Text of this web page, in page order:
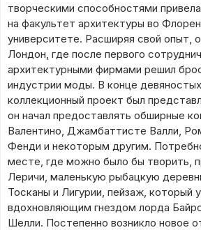
творческими способностями
на факультет архитектуры во
университете. Расширяя свой опыт,
Лондон, где после первого
архитектурными фирмами решил
индустрии моды. В конце
коллекционный проект был
он начал предоставлять обширные
Валентино, Джамбаттисте Валли,
Фенди и некоторым другим.
месте, где можно было бы творить,
Леричи, маленькую рыбацкую
Тосканы и Лигурии, пейзаж, который
вдохновляющим гнездом лорда
Шелли. Постепенно возникло новое